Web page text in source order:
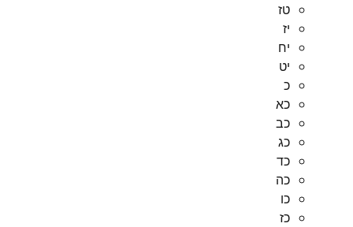
טז
יז
יח
יט
כ
כא
כב
כג
כד
כה
כו
כז